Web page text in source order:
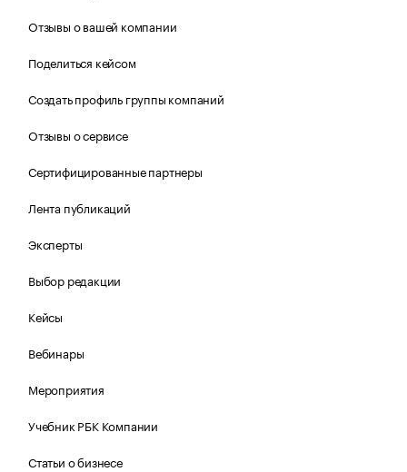
Отзывы о вашей компании
Поделиться кейсом
Создать профиль группы компаний
Отзывы о сервисе
Сертифицированные партнеры
Лента публикаций
Эксперты
Выбор редакции
Кейсы
Вебинары
Мероприятия
Учебник РБК Компании
Статьи о бизнесе